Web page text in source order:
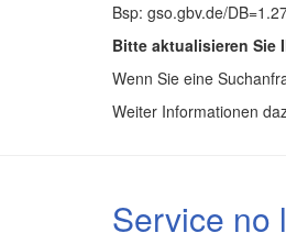
Bsp: gso.gbv.de/
Bitte aktualisieren Sie
Wenn Sie eine
Weiter Informationen
Service no